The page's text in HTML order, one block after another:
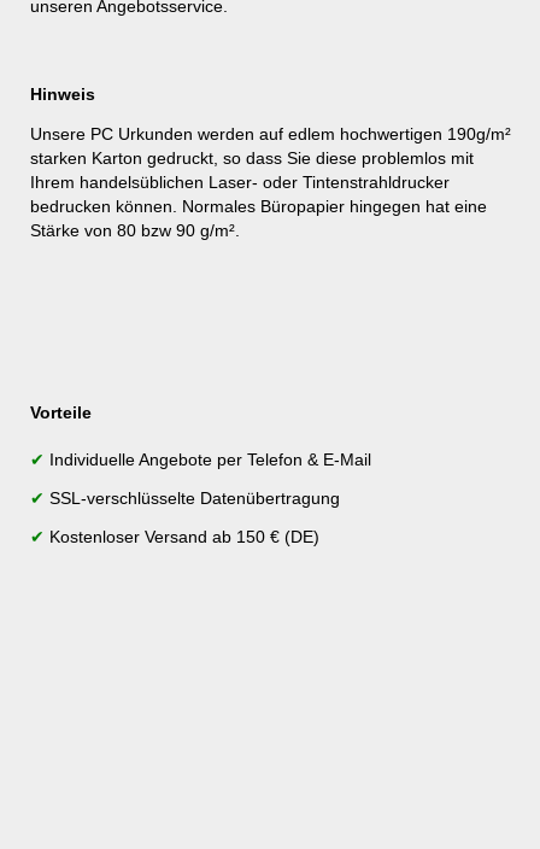
unseren Angebotsservice
Hinweis
Unsere PC Urkunden werden auf edlem hochwertigen 190g/m²
starken Karton gedruckt, so dass Sie diese problemlos mit
Ihrem handelsüblichen Laser- oder Tintenstrahldrucker
bedrucken können. Normales Büropapier hingegen hat eine
Stärke von 80 bzw 90 g/m².
Vorteile
✔ Individuelle Angebote per Telefon & E-Mail
✔ SSL-verschlüsselte Datenübertragung
✔ Kostenloser Versand ab 150 € (DE)